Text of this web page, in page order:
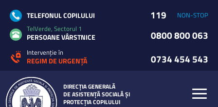
DIRECȚIA GENERALĂ
DE ASISTENȚĂ SOCIALĂ ȘI
PROTECȚIA COPILULUI
TELEFONUL COPILULUI 119
NON-STOP
TelVerde, Sectorul 1
PERSOANE VÂRSTNICE 0800 800 063
Intervenție în
REGIM DE URGENȚĂ 0734 454 543